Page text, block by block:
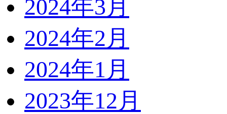
2024年3月
2024年2月
2024年1月
2023年12月